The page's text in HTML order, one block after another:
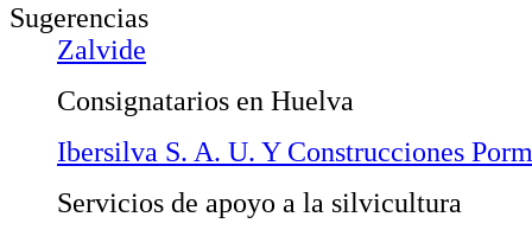
Sugerencias
Zalvide
Consignatarios en Huelva
Ibersilva S. A. U. Y Construcciones
Servicios de apoyo a la silvicultura